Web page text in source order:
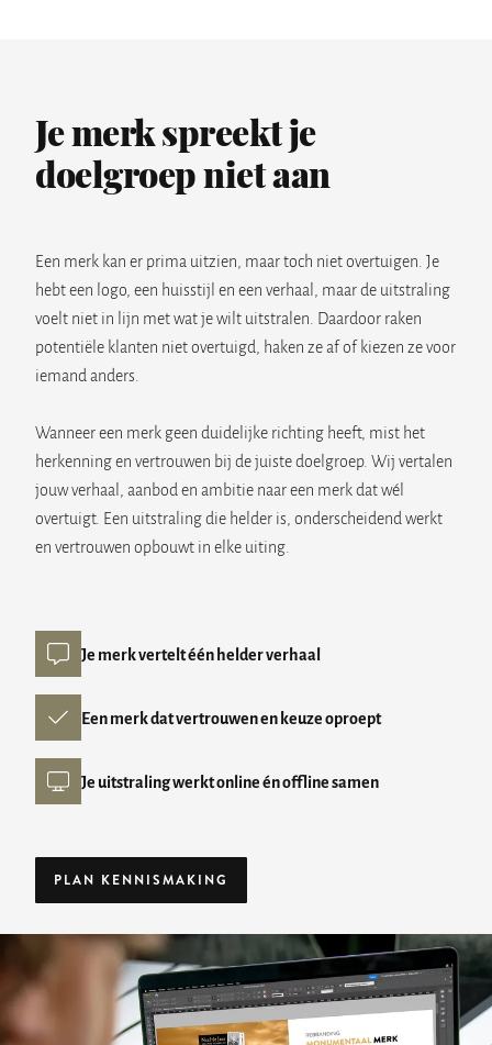
Je merk spreekt je
doelgroep niet aan
Een merk kan er prima uitzien, maar toch niet overtuigen. Je
hebt een logo, een huisstijl en een verhaal, maar de uitstraling
voelt niet in lijn met wat je wilt uitstralen. Daardoor raken
potentiële klanten niet overtuigd, haken ze af of kiezen ze voor
iemand anders.
Wanneer een merk geen duidelijke richting heeft, mist het
herkenning en vertrouwen bij de juiste doelgroep. Wij vertalen
jouw verhaal, aanbod en ambitie naar een merk dat wél
overtuigt. Een uitstraling die helder is, onderscheidend werkt
en vertrouwen opbouwt in elke uiting.
Je merk vertelt één helder verhaal
Een merk dat vertrouwen en keuze oproept
Je uitstraling werkt online én offline samen
PLAN KENNISMAKING